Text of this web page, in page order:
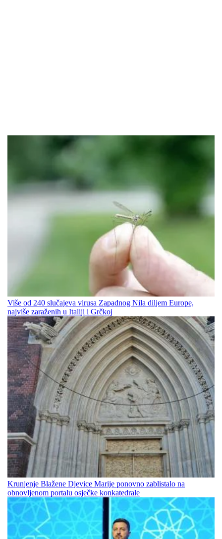
Više od 240 slučajeva virusa Zapadnog Nila diljem Europe,
najviše zaraženih u Italiji i Grčkoj
Krunjenje Blažene Djevice Marije ponovno zablistalo na
obnovljenom portalu osječke konkatedrale